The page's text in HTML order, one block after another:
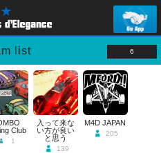
list 6
Club
1
入って来な
い方が良い
と思う
139
M4D JAPAN
205